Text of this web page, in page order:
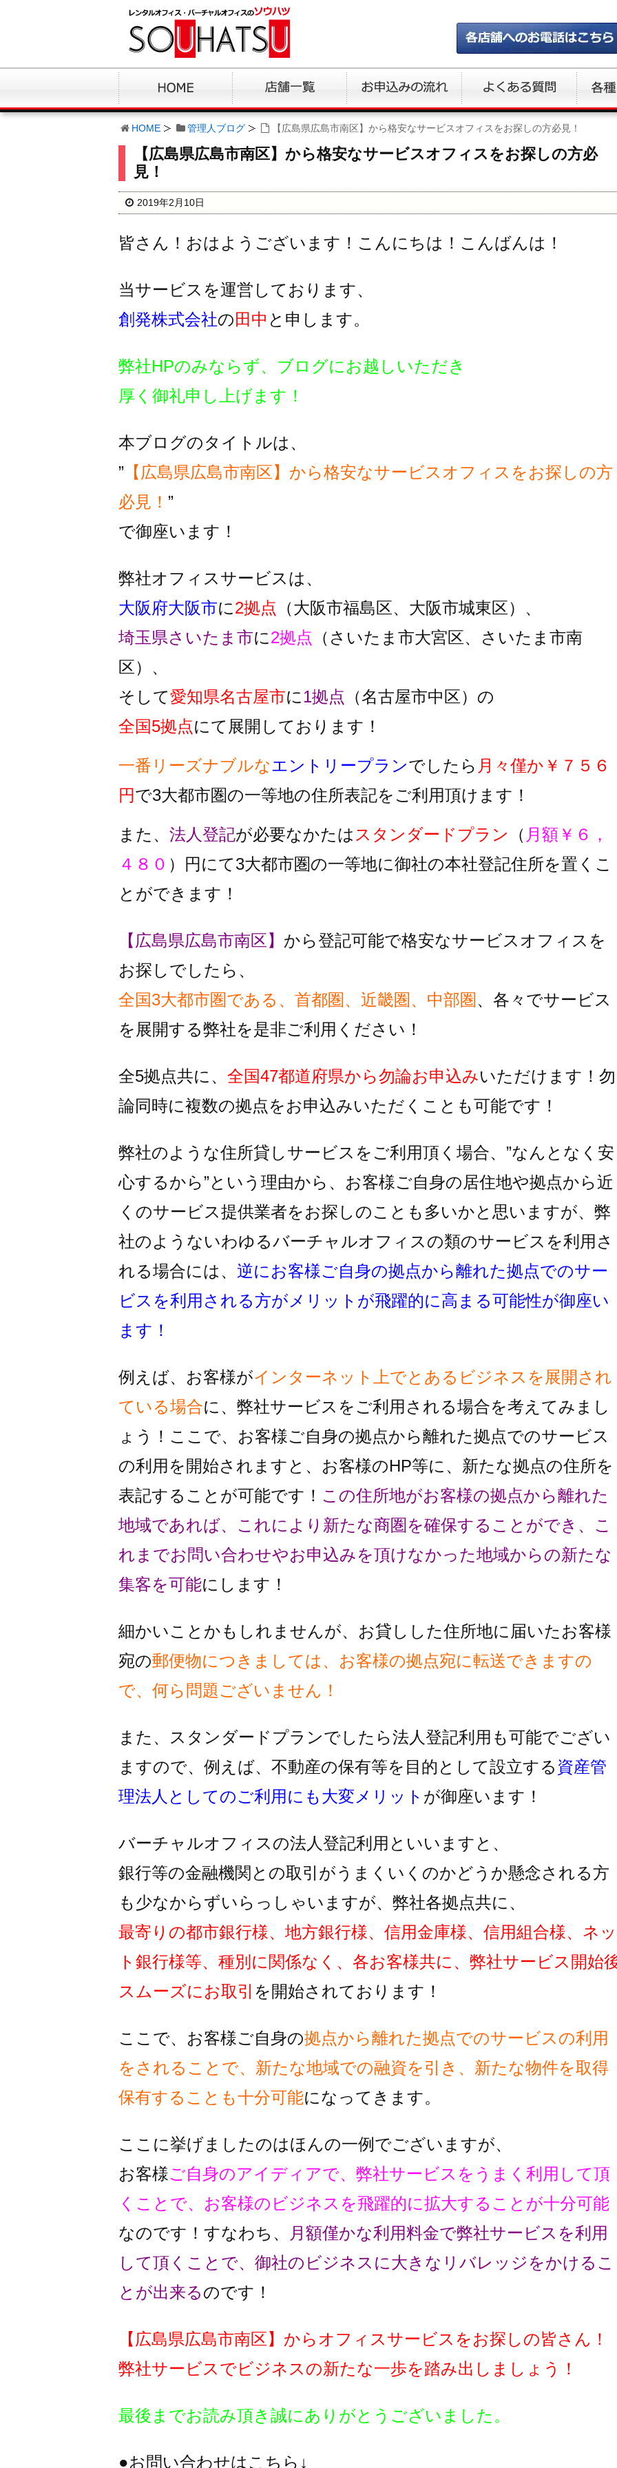
HOME 管理人ブログ 【広島県広島市南区】から格安なサービスオフィスをお探しの方必見！
【広島県広島市南区】から格安なサービスオフィスをお探しの方必
見！
2019年2月10日
皆さん！おはようございます！こんにちは！こんばんは！
当サービスを運営しております、
創発株式会社の田中 と申します。
弊社HPのみならず、ブログにお越しいただき
厚く御礼申し上げます！
本ブログのタイトルは、
” 【広島県広島市南区】から格安なサービスオフィスをお探しの方
必見！ ”
で御座います！
弊社オフィスサービスは、
大阪府大阪市に2拠点 （大阪市福島区、大阪市城東区）、
埼玉県さいたま市に2拠点 （さいたま市大宮区、さいたま市南
区）、
そして愛知県名古屋市に1拠点 （名古屋市中区）の
全国5拠点にて展開しております！
一番リーズナブルなエントリープランでしたら 月々僅か￥７５６
円で3大都市圏の一等地の住所表記をご利用頂けます！
また、 法人登記が必要なかたは スタンダードプラン （ 月額￥６，
４８０ ）円にて3大都市圏の一等地に御社の本社登記住所を置くこ
とができます！
【広島県広島市南区】 から登記可能で格安なサービスオフィスを
お探しでしたら、
全国3大都市圏である、首都圏、近畿圏、中部圏 、各々でサービス
を 展開する弊社を是非ご利用ください！
全5拠点共に、 全国47都道府県から勿論お申込みいただけます！ 勿
論同時に複数の拠点をお申込みいただくことも可能です！
弊社のような住所貸しサービスをご利用頂く場合、 ”なんとなく安
心するから”という理由から、お客様ご自身の居住地や拠点から近
くのサービス提供業者をお探しのことも多いかと思いますが、 弊
社のようないわゆるバーチャルオフィスの類のサービスを利用さ
れる場合には、 逆にお客様ご自身の拠点から離れた拠点でのサー
ビスを利用 される方がメリットが飛躍的に高まる可能性が御座い
ます！
例えば、お客様がインターネット上でとあるビジネスを展開され
ている場合に、 弊社サービスをご利用される場合を考えてみまし
ょう！ ここで、お客様ご自身の拠点から離れた拠点でのサービス
の利用を 開始されますと、お客様のHP等に、新たな拠点の住所を
表記することが可能です！ この住所地がお客様の拠点から離れた
地域であれば、これにより 新たな商圏を確保することができ、こ
れまでお問い合わせやお申込みを頂けなかった地域からの新たな
集客を可能にします！
細かいことかもしれませんが、お貸しした住所地に届いたお客様
宛の郵便物につきましては、お客様の拠点宛に転送できますの
で、何ら問題ございません！
また、スタンダードプランでしたら法人登記利用も可能でござい
ますので、 例えば、不動産の保有等を目的として設立する 資産管
理法人としてのご利用にも大変メリット が御座います！
バーチャルオフィスの法人登記利用といいますと、
銀行等の金融機関との取引がうまくいくのかどうか懸念される方
も少なからずいらっしゃいますが、弊社各拠点共に、
最寄りの都市銀行様、地方銀行様、信用金庫様、信用組合様、ネッ
ト銀行様等、種別に関係なく、各お客様共に、弊社サービス開始
スムーズに お取引 を開始されております！
ここで、お客様ご自身の拠点から離れた拠点でのサービスの利用
をされることで、 新たな地域での融資を引き、新たな物件を取得
保有することも十分可能になってきます。
ここに挙げましたのはほんの一例でございますが、
お客様ご自身のアイディアで、弊社サービスをうまく利用して頂
くことで、 お客様のビジネスを飛躍的に拡大することが十分可能
なのです！ すなわち、
月額僅かな利用料金で弊社サービスを利用
して頂くことで、 御社のビジネスに大きなリバレッジをかけるこ
とが出来るのです！
【広島県広島市南区】からオフィスサービスをお探しの皆さん！
弊社サービスでビジネスの新たな一歩を踏み出しましょう！
最後までお読み頂き誠にありがとうございました。
●お問い合わせはこちら↓